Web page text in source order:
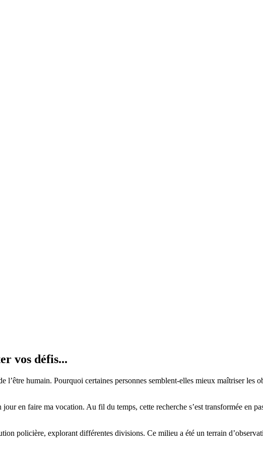
vos défis...
humain. Pourquoi certaines personnes semblent-elles mieux maîtriser les
en faire ma vocation. Au fil du temps, cette recherche s’est transformée en
policière, explorant différentes divisions. Ce milieu a été un terrain